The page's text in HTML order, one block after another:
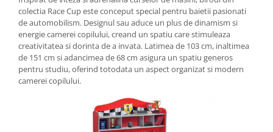
colectia Race Cup este conceput special pentru baietii pasionati
de automobilism. Designul sau aduce un plus de dinamism si
energie camerei copilului, creand un spatiu care stimuleaza
creativitatea si dorinta de a invata. Latimea de 103 cm, inaltimea
de 151 cm si adancimea de 68 cm asigura un spatiu generos
pentru studiu, oferind totodata un aspect organizat si modern
camerei copilului.